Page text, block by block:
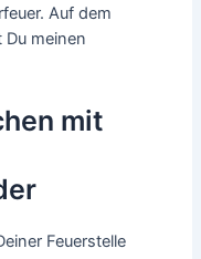
Auf dem
Du meinen
mit
Feuerstelle